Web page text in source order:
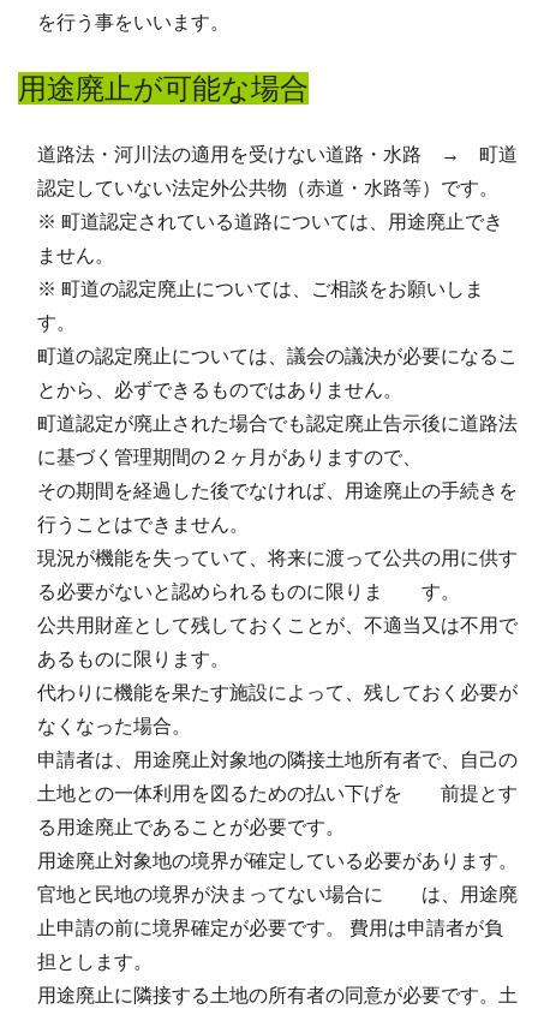
を行う事をいいます。
用途廃止が可能な場合
道路法・河川法の適用を受けない道路・水路 → 町道
認定していない法定外公共物（赤道・水路等）です。
※ 町道認定されている道路については、用途廃止でき
ません。
※ 町道の認定廃止については、ご相談をお願いしま
す。
町道の認定廃止については、議会の議決が必要になるこ
とから、必ずできるものではありません。
町道認定が廃止された場合でも認定廃止告示後に道路法
に基づく管理期間の２ヶ月がありますので、
その期間を経過した後でなければ、用途廃止の手続きを
行うことはできません。
現況が機能を失っていて、将来に渡って公共の用に供す
る必要がないと認められるものに限りま す。
公共用財産として残しておくことが、不適当又は不用で
あるものに限ります。
代わりに機能を果たす施設によって、残しておく必要が
なくなった場合。
申請者は、用途廃止対象地の隣接土地所有者で、自己の
土地との一体利用を図るための払い下げを 前提とす
る用途廃止であることが必要です。
用途廃止対象地の境界が確定している必要があります。
官地と民地の境界が決まってない場合に は、用途廃
止申請の前に境界確定が必要です。 費用は申請者が負
担とします。
用途廃止に隣接する土地の所有者の同意が必要です。土